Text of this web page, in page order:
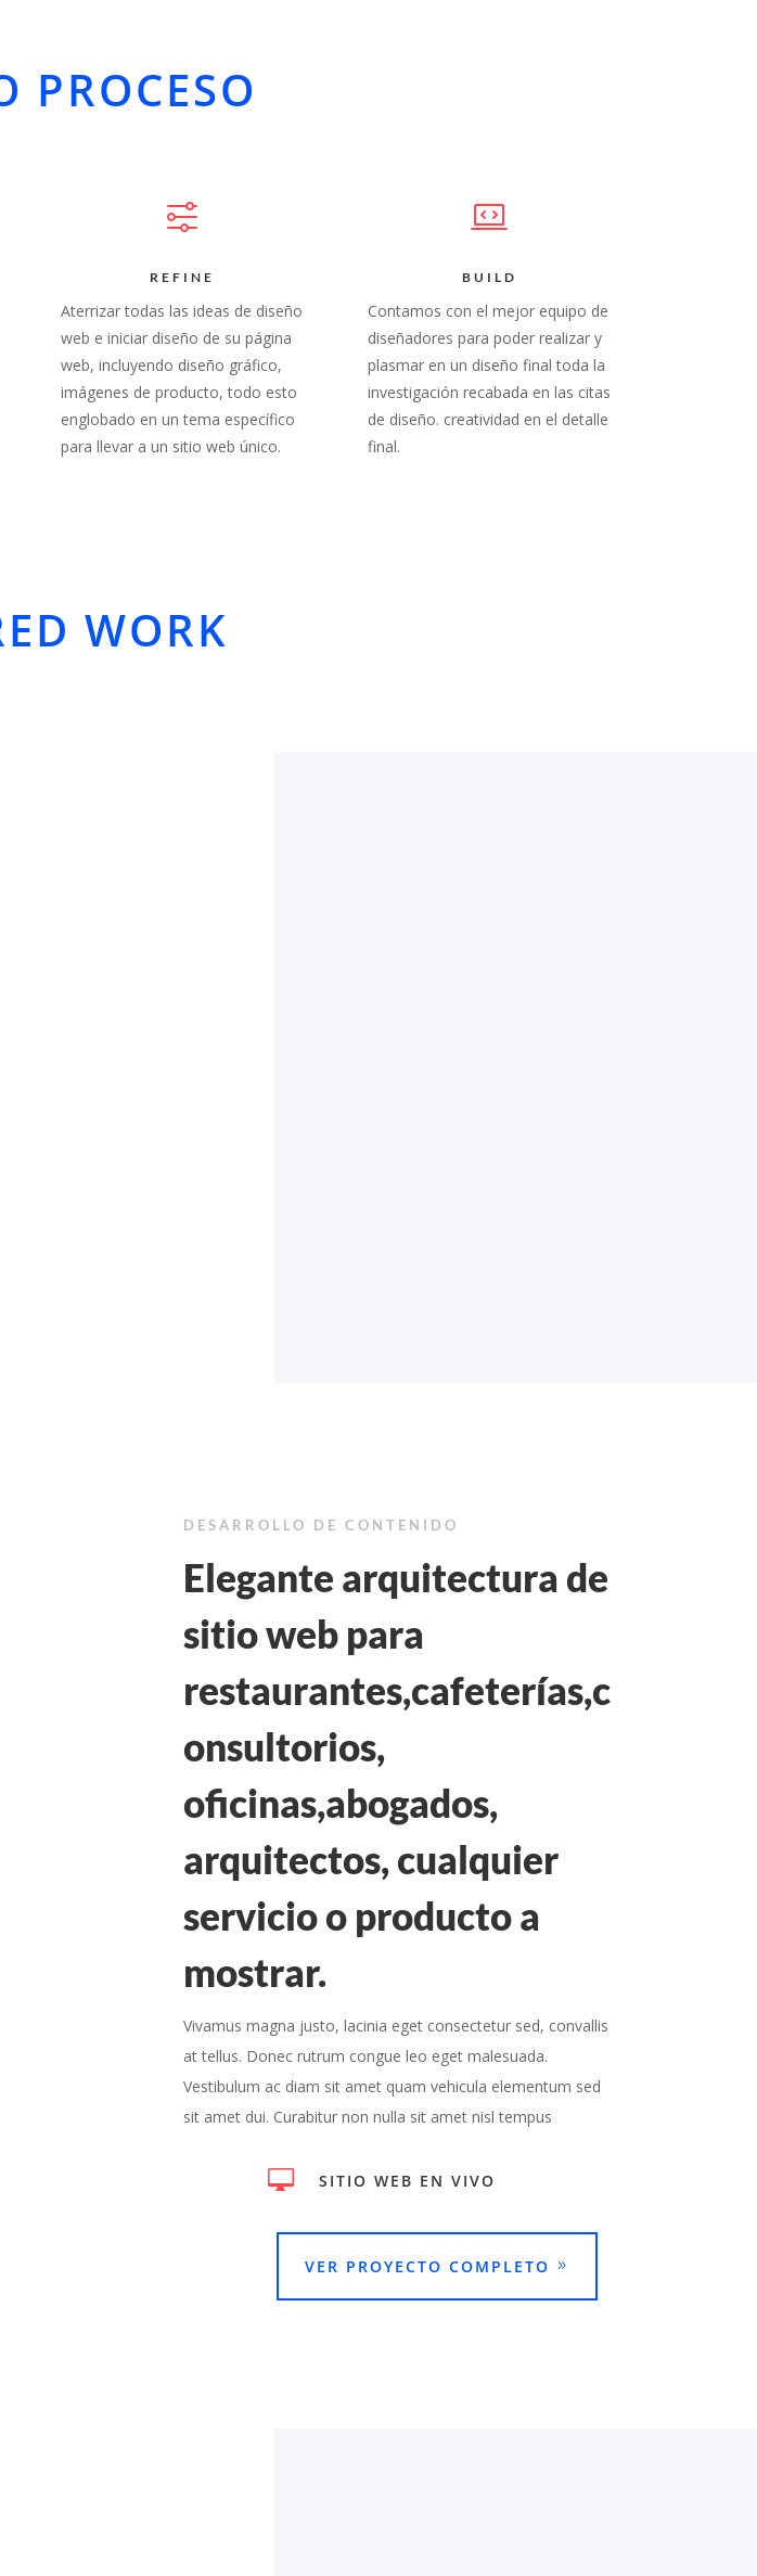
PROCESO
REFINE
Aterrizar todas las ideas de diseño
web e iniciar diseño de su página
web, incluyendo diseño gráfico,
imágenes de producto, todo esto
englobado en un tema específico
para llevar a un sitio web único.
BUILD
Contamos con el mejor equipo de
diseñadores para poder realizar y
plasmar en un diseño final toda la
investigación recabada en las citas
de diseño. creatividad en el detalle
final.
WORK
DESARROLLO DE CONTENIDO
Elegante arquitectura de
sitio web para
restaurantes,cafeterías,c
onsultorios,
oficinas,abogados,
arquitectos, cualquier
servicio o producto a
mostrar.
Vivamus magna justo, lacinia eget consectetur sed, convallis
at tellus. Donec rutrum congue leo eget malesuada.
Vestibulum ac diam sit amet quam vehicula elementum sed
sit amet dui. Curabitur non nulla sit amet nisl tempus
 SITIO WEB EN VIVO
VER PROYECTO COMPLETO